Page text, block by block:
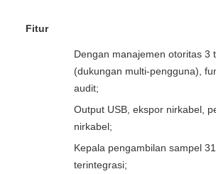
Fitur
Dengan manajemen otoritas 3
(dukungan multi-pengguna),
audit;
Output USB, ekspor nirkabel,
nirkabel;
Kepala pengambilan sampel
terintegrasi;